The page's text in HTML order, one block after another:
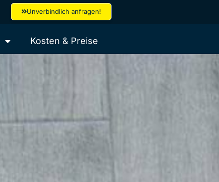
Unverbindlich anfragen!
Kosten & Preise